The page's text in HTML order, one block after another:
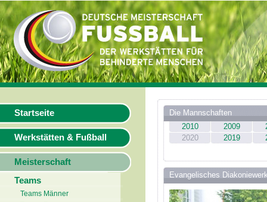
Startseite
Werkstätten & Fußball
Meisterschaft
Teams
Teams Männer
Die Mannschaften
2010
2009
2020
2019
Evangelisches